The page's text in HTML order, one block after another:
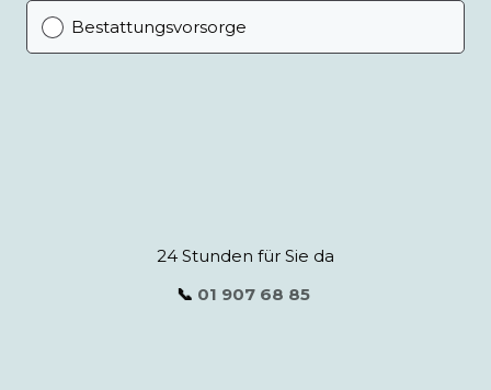
Bestattungsvorsorge
24 Stunden für Sie da
📞 01 907 68 85